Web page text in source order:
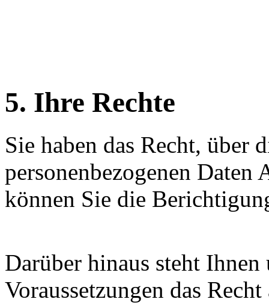
5. Ihre Rechte
Sie haben das Recht, über
personenbezogenen
können Sie die
Darüber hinaus steht
Voraussetzungen das